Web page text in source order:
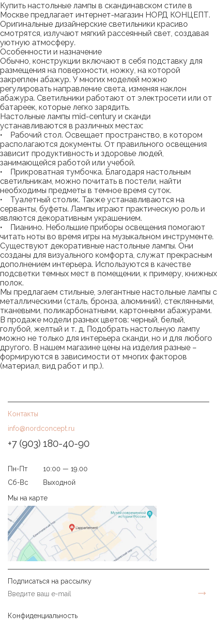
Купить настольные лампы в скандинавском стиле в
Москве предлагает интернет-магазин НОРД КОНЦЕПТ.
Оригинальные дизайнерские светильники красиво
смотрятся, излучают мягкий рассеянный свет, создавая
уютную атмосферу.
Особенности и назначение
Обычно, конструкции включают в себя подставку для
размещения на поверхности, ножку, на которой
закреплен абажур. У многих моделей можно
регулировать направление света, изменяя наклон
абажура. Светильники работают от электросети или от
батареек, которые легко зарядить.
Настольные лампы mid-century и сканди
устанавливаются в различных местах:
• Рабочий стол. Освещает пространство, в котором
располагаются документы. От правильного освещения
зависит продуктивность и здоровье людей,
занимающейся работой или учебой.
• Прикроватная тумбочка. Благодаря настольным
светильникам, можно почитать в постели, найти
необходимы предметы в темное время суток.
• Туалетный столик. Также устанавливаются на
серванты, буфеты. Лампы играют практическую роль и
являются декоративным украшением.
• Пианино. Небольшие приборы освещения помогают
читать ноты во время игры на музыкальном инструменте.
Существуют декоративные настольные лампы. Они
созданы для визуального комфорта, служат прекрасным
дополнением интерьера. Используются в качестве
подсветки темных мест в помещении, к примеру, книжных
полок.
Мы предлагаем стильные, элегантные настольные лампы с
металлическими (сталь, бронза, алюминий), стеклянными,
тканевыми, поликарбонатными, картонными абажурами.
В продаже модели разных цветов: черный, белый,
голубой, желтый и т. д. Подобрать настольную лампу
можно не только для интерьера сканди, но и для любого
другого. В нашем магазине цены на изделия разные –
формируются в зависимости от многих факторов
(материал, вид работ и пр.).
Контакты
info@nordconcept.ru
+7 (903) 180-40-90
Пн-Пт
10:00 — 19.00
Сб-Вс
Выходной
Мы на карте
Подписаться на рассылку
Конфиденциальность